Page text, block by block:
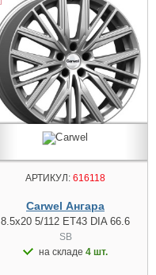
АРТИКУЛ: 616118
Carwel Ангара
8.5x20 5/112 ET43 DIA 66.6
SB
на складе 4 шт.